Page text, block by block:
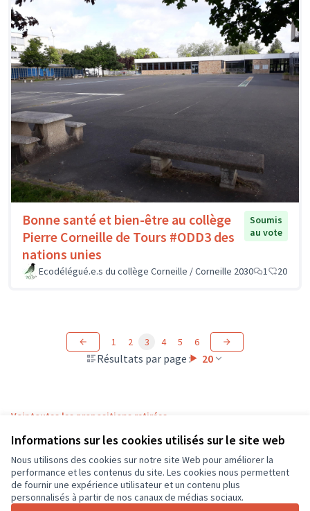
Informations sur les cookies utilisés sur le site web
Nous utilisons des cookies sur notre site Web pour améliorer la
performance et les contenus du site. Les cookies nous permettent
de fournir une expérience utilisateur et un contenu plus
personnalisés à partir de nos canaux de médias sociaux.
Bonne santé et bien-être au collège
Pierre Corneille de Tours #ODD3 des
nations unies
Soumis
au vote
Ecodélégué.e.s du collège Corneille / Corneille 2030 1 20
Résultats par page : 20
1 2 3 4 5 6
Voir toutes les propositions retirées
Conditions d'utilisation
Paramètres des cookies
CD37 sur XCD37 sur Facebook
CD37 sur Instagram
CD37 sur YouTube